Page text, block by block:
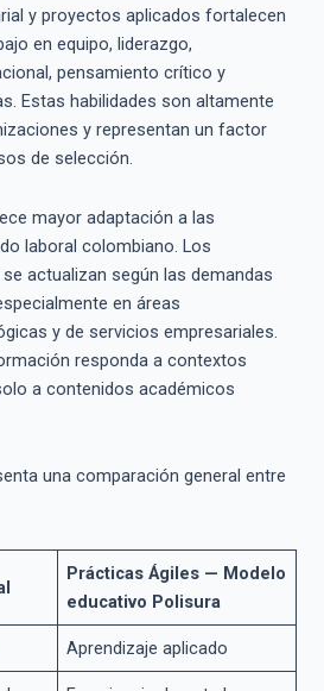
y proyectos aplicados fortalecen
en equipo, liderazgo,
pensamiento crítico y
Estas habilidades son altamente
y representan un factor
de selección.
mayor adaptación a las
laboral colombiano. Los
actualizan según las demandas
en áreas
y de servicios empresariales.
responda a contextos
a contenidos académicos
una comparación general entre
Prácticas Ágiles — Modelo
educativo Polisura
Aprendizaje aplicado